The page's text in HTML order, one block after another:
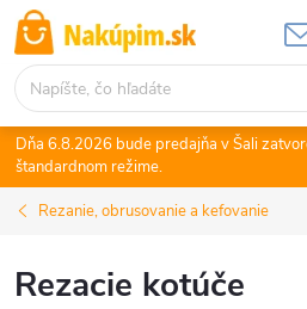
Prejsť
na
obsah
Dňa 6.8.2026 bude predajňa v Šali
štandardnom režime.
Rezanie, obrusovanie a kefovanie
Rezacie kotúče